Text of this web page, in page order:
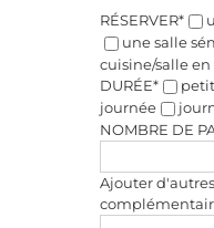
RÉSERVER*
une salle
cuisine/salle
DURÉE*
journée
NOMBRE DE
Ajouter